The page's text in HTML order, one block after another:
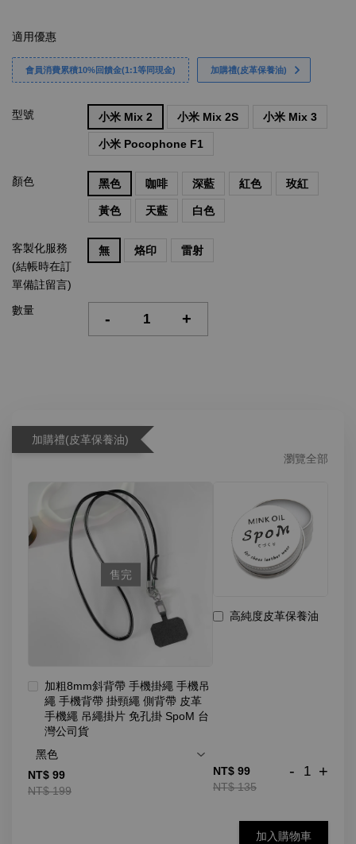
適用優惠
會員消費累積10%回饋金(1:1等同現金) 加購禮(皮革保養油)
型號 小米 Mix 2 小米 Mix 2S 小米 Mix 3
小米 Pocophone F1
顏色 黑色 咖啡 深藍 紅色 玫紅
黃色 天藍 白色
客製化服務
(結帳時在訂
單備註留言)
無 烙印 雷射
數量 - +
加購禮(皮革保養油)
瀏覽全部
售完
加粗8mm斜背帶 手機掛繩 手機吊
繩 手機背帶 掛頸繩 側背帶 皮革
手機繩 吊繩掛片 免孔掛 SpoM 台
灣公司貨
NT$ 99
NT$ 199
高純度皮革保養油
NT$ 99
NT$ 135
- +
加入購物車